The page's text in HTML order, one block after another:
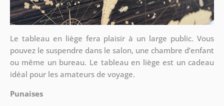
Le tableau en liège fera plaisir à un large public. Vous
pouvez le suspendre dans le salon, une chambre d’enfant
ou même un bureau. Le tableau en liège est un cadeau
idéal pour les amateurs de voyage.
Punaises